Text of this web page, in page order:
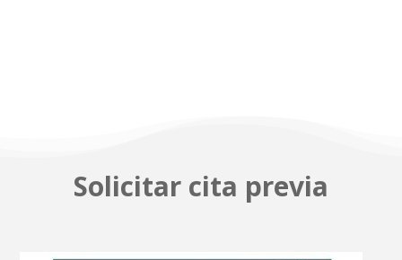
Solicitar cita previa